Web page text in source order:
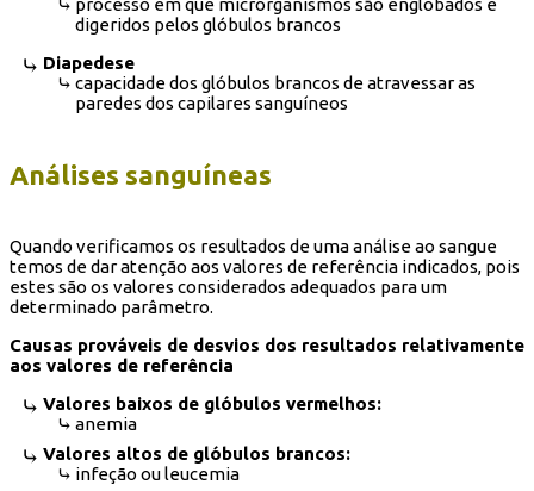
processo em que microrganismos são englobados e
digeridos pelos glóbulos brancos
Diapedese
capacidade dos glóbulos brancos de atravessar as
paredes dos capilares sanguíneos
Análises sanguíneas
Quando verificamos os resultados de uma análise ao sangue
temos de dar atenção aos valores de referência indicados, pois
estes são os valores considerados adequados para um
determinado parâmetro.
Causas prováveis de desvios dos resultados relativamente
aos valores de referência
Valores baixos de glóbulos vermelhos:
anemia
Valores altos de glóbulos brancos:
infeção ou leucemia